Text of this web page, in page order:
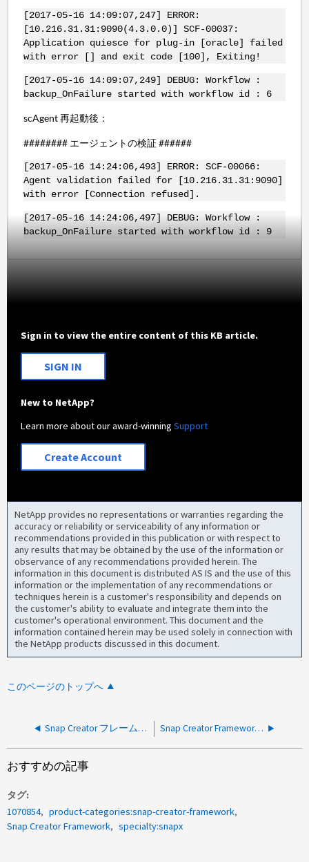
[2017-05-16 14:09:07,247] ERROR:
[10.216.31.31:9090(4.3.0.0)] SCF-00037:
Application quiesce for plug-in [oracle] failed
with error [] and exit code [100], Exiting!
[2017-05-16 14:09:07,249] DEBUG: Workflow :
backup_OnFailure started with workflow id : 6
scAgent 再起動後：
######## エージェントの検証 ######
[2017-05-16 14:24:06,493] ERROR: SCF-00066:
Agent validation failed for [10.216.31.31:9090]
with error [Connection refused].
[2017-05-16 14:24:06,497] DEBUG: Workflow :
backup_OnFailure started with workflow id : 9
Sign in to view the entire content of this KB article.
SIGN IN
New to NetApp?
Learn more about our award-winningSupport
Create Account
NetApp provides no representations or warranties regarding the
accuracy or reliability or serviceability of any information or
recommendations provided in this publication or with respect to
any results that may be obtained by the use of the information or
observance of any recommendations provided herein. The
information in this document is distributed AS IS and the use of this
information or the implementation of any recommendations or
techniques herein is a customer's responsibility and depends on
the customer's ability to evaluate and integrate them into the
customer's operational environment. This document and the
information contained herein may be used solely in connection with
the NetApp products discussed in this document.
このページのトップへ
Snap Creator フレームワークのバックアップと SnapMirror ジョブは成功しますが、「失敗」メールが送信されます Snap Creator FrameworkからONTAPストレージを呼び出すことができない
おすすめの記事
タグ
1070854
product-categories:snap-creator-framework
Snap Creator Framework
specialty:snapx